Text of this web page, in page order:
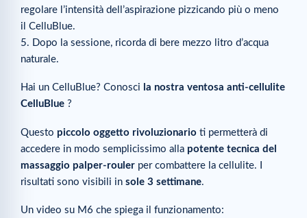
regolare l’intensità dell’aspirazione pizzicando più o meno
il CelluBlue.
5. Dopo la sessione, ricorda di bere mezzo litro d’acqua
naturale.
Hai un CelluBlue? Conosci la nostra ventosa anti-cellulite
CelluBlue ?
Questo piccolo oggetto rivoluzionario ti permetterà di
accedere in modo semplicissimo alla potente tecnica del
massaggio palper-rouler per combattere la cellulite. I
risultati sono visibili in sole 3 settimane.
Un video su M6 che spiega il funzionamento: